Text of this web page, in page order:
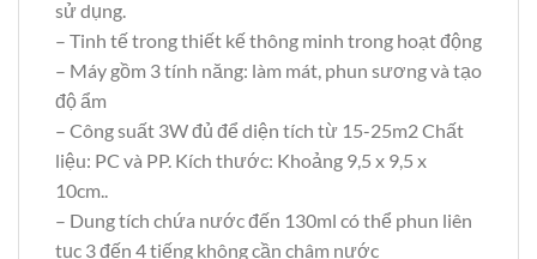
sử dụng.
– Tinh tế trong thiết kế thông minh trong hoạt động
– Máy gồm 3 tính năng: làm mát, phun sương và tạo
độ ẩm
– Công suất 3W đủ để diện tích từ 15-25m2 Chất
liệu: PC và PP. Kích thước: Khoảng 9,5 x 9,5 x
10cm..
– Dung tích chứa nước đến 130ml có thể phun liên
tục 3 đến 4 tiếng không cần châm nước